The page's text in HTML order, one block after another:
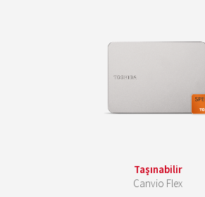
Taşınabilir
Canvio Flex